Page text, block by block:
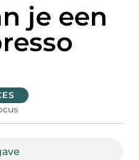
je een